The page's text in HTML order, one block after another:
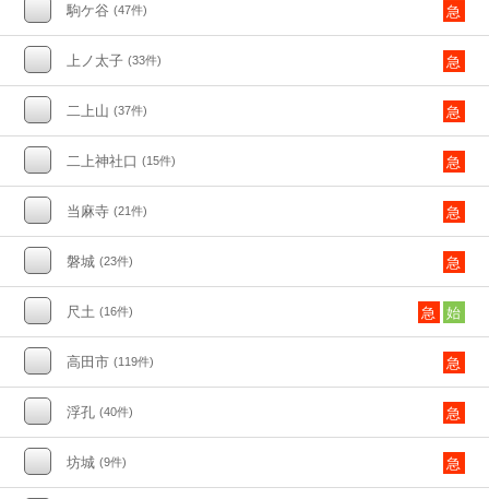
駒ケ谷 (47件) 急
上ノ太子 (33件) 急
二上山 (37件) 急
二上神社口 (15件) 急
当麻寺 (21件) 急
磐城 (23件) 急
尺土 (16件) 急 始
高田市 (119件) 急
浮孔 (40件) 急
坊城 (9件) 急